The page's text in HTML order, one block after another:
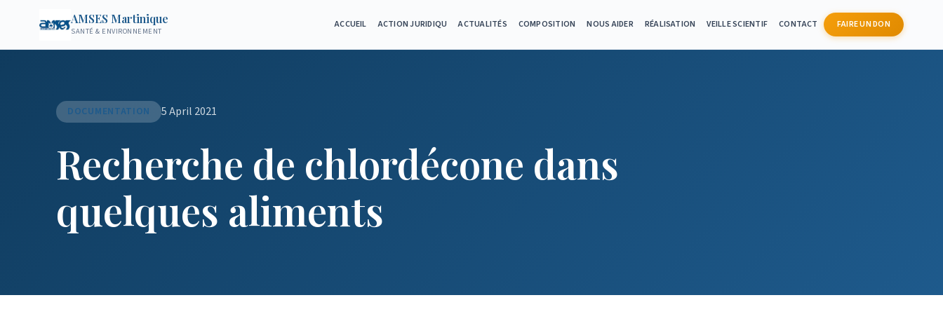
AMSES Martinique
SANTÉ & ENVIRONNEMENT
ACCUEIL ACTION JURIDIQU ACTUALITÉS COMPOSITION NOUS AIDER RÉALISATION VEILLE SCIENTIF CONTACT FAIRE UN DON
DOCUMENTATION 5 April 2021
Recherche de chlordécone dans
quelques aliments